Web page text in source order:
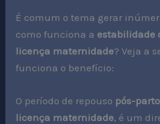
É comum o tema gerar
como funciona a estabilidade
licença maternidade? Veja a
funciona o benefício:
O período de repouso pós-parto
licença maternidade, é um